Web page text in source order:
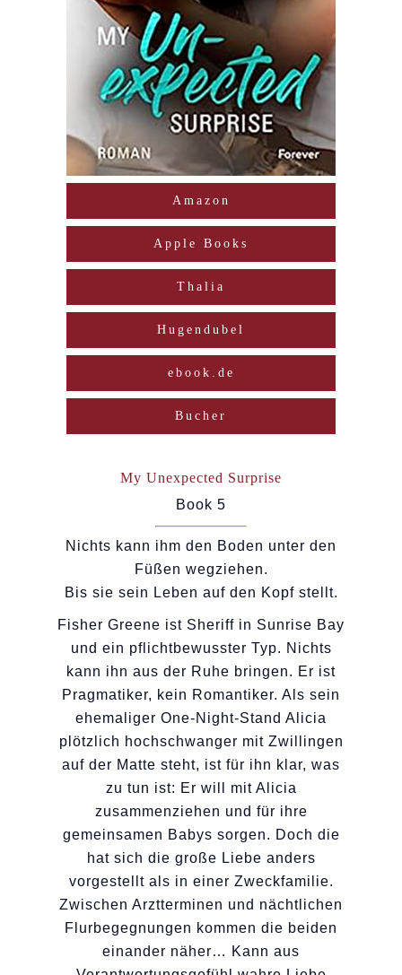
Amazon
Apple Books
Thalia
Hugendubel
ebook.de
Bucher
My Unexpected Surprise
Book 5
Nichts kann ihm den Boden unter den
Füßen wegziehen.
Bis sie sein Leben auf den Kopf stellt.
Fisher Greene ist Sheriff in Sunrise Bay
und ein pflichtbewusster Typ. Nichts
kann ihn aus der Ruhe bringen. Er ist
Pragmatiker, kein Romantiker. Als sein
ehemaliger One-Night-Stand Alicia
plötzlich hochschwanger mit Zwillingen
auf der Matte steht, ist für ihn klar, was
zu tun ist: Er will mit Alicia
zusammenziehen und für ihre
gemeinsamen Babys sorgen. Doch die
hat sich die große Liebe anders
vorgestellt als in einer Zweckfamilie.
Zwischen Arztterminen und nächtlichen
Flurbegegnungen kommen die beiden
einander näher… Kann aus